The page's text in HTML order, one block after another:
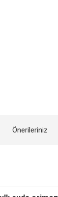
Önerileriniz